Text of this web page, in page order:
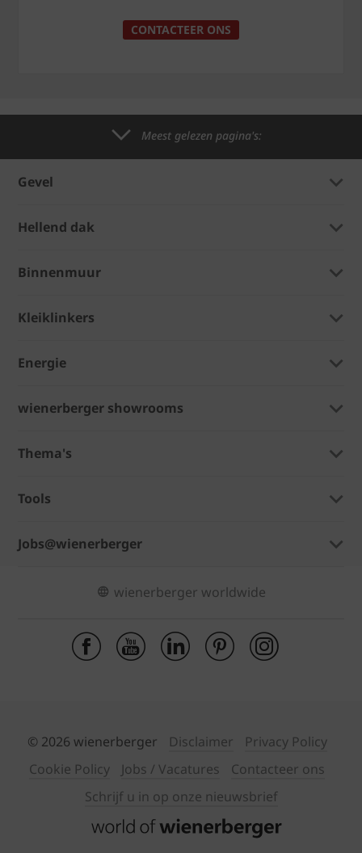
CONTACTEER ONS
Meest gelezen pagina's:
Gevel
Hellend dak
Binnenmuur
Kleiklinkers
Energie
wienerberger showrooms
Thema's
Tools
Jobs@wienerberger
wienerberger worldwide
© 2026 wienerberger Disclaimer
Privacy Policy
Cookie Policy
Jobs / Vacatures
Contacteer ons
Schrijf u in op onze nieuwsbrief